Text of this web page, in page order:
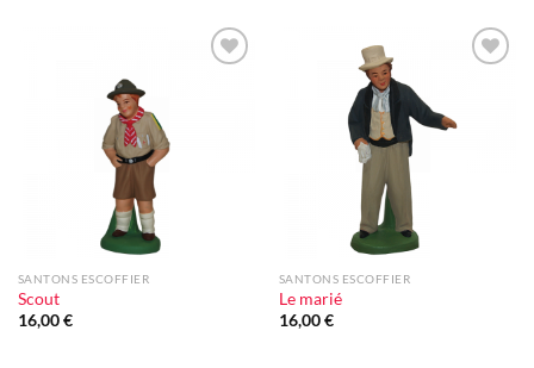
SANTONS ESCOFFIER
Scout
16,00€
SANTONS ESCOFFIER
Le marié
16,00€